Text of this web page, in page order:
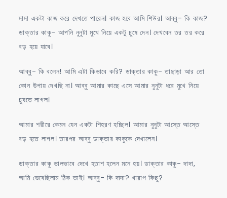
দাদা একটা কাজ করে দেখতে পারেন। কাজ হবে আমি শিউর। আব্বু- কি কাজ?
ডাক্তার কাকু- আপনি নুনুটা মুখে নিয়ে একটু চুষে দেন। দেখবেন তর তর করে
বড় হয়ে যাবে।
আব্বু- কি বলেন! আমি এটা কিভাবে করি? ডাক্তার কাকু- তাছাড়া আর তো
কোন উপায় দেখছি না। আব্বু আমার কাছে এসে আমার নুনুটা ধরে মুখে নিয়ে
চুষতে লাগল।
আমার শরীরে কেমন যেন একটা শিহরণ হচ্ছিল। আমার নুনুটা আস্তে আস্তে
বড় হতে লাগল। তারপর আব্বু ডাক্তার কাকুকে দেখালেন।
ডাক্তার কাকু ভালভাবে দেখে হতাশ হলেন মনে হয়। ডাক্তার কাকু- দাদা,
আমি ভেবেছিলাম ঠিক তাই। আব্বু- কি দাদা? খারাপ কিছু?